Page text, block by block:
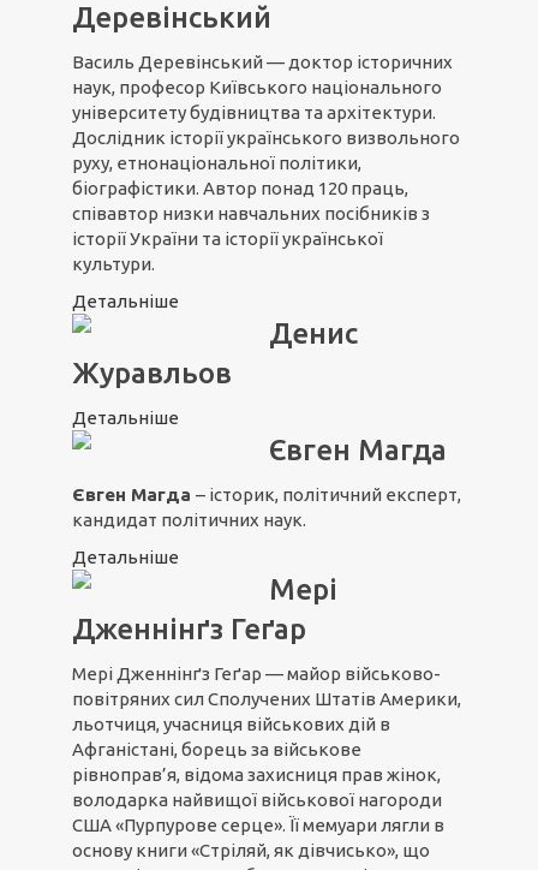
Деревінський
Василь Деревінський — доктор історичних
наук, професор Київського національного
університету будівництва та архітектури.
Дослідник історії українського визвольного
руху, етнонаціональної політики,
біографістики. Автор понад 120 праць,
співавтор низки навчальних посібників з
історії України та історії української
культури.
Детальніше
Денис
Журавльов
Детальніше
Євген Магда
Євген Магда – історик, політичний експерт,
кандидат політичних наук.
Детальніше
Мері
Дженнінґз Геґар
Мері Дженнінґз Геґар — майор військово-
повітряних сил Сполучених Штатів Америки,
льотчиця, учасниця військових дій в
Афганістані, борець за військове
рівноправ’я, відома захисниця прав жінок,
володарка найвищої військової нагороди
США «Пурпурове серце». Її мемуари лягли в
основу книги «Стріляй, як дівчисько», що